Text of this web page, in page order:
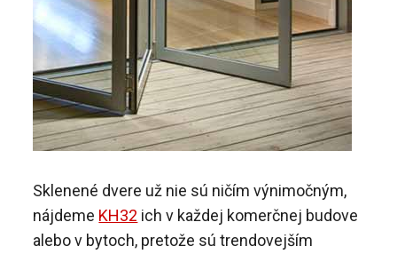
Sklenené dvere už nie sú ničím výnimočným,
nájdeme KH32 ich v každej komerčnej budove
alebo v bytoch, pretože sú trendovejším